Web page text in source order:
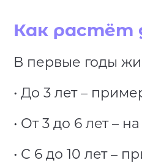
Как растёт
В первые годы
• До 3 лет –
• От 3 до 6 лет –
• С 6 до 10 лет –